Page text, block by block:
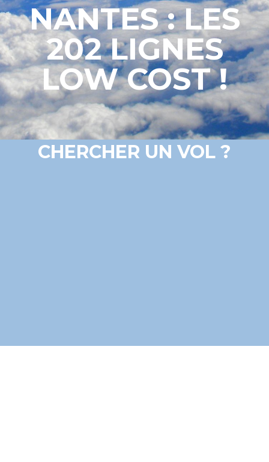
NANTES : LES
202 LIGNES
LOW COST !
CHERCHER UN VOL ?